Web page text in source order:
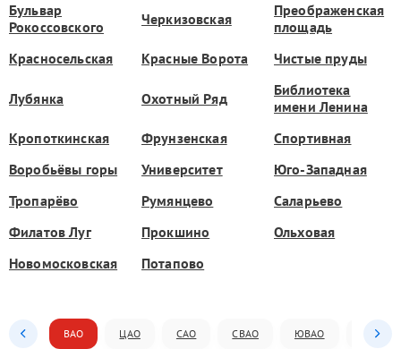
Бульвар
Рокоссовского
Черкизовская
Преображенская
площадь
Красносельская
Красные Ворота Чистые пруды
Лубянка Охотный Ряд
Библиотека
имени Ленина
Кропоткинская
Фрунзенская
Спортивная
Воробьёвы горы
Университет
Юго-Западная
Тропарёво
Румянцево
Саларьево
Филатов Луг
Прокшино
Ольховая
Новомосковская
Потапово
ВАО ЦАО САО СВАО ЮВАО ЮАО